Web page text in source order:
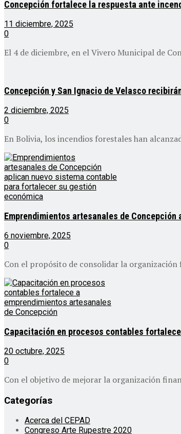
Concepción fortalece la respuesta ante
11 diciembre, 2025
0
El 4 de diciembre, en el Vivero Municipal de
Concepción y San Ignacio de Velasco
2 diciembre, 2025
0
En Bolivia, los incendios forestales han
Emprendimientos artesanales de
6 noviembre, 2025
0
Con el propósito de consolidar la
Capacitación en procesos contables
20 octubre, 2025
0
Con el objetivo de mejorar la organización
Categorías
Acerca del CEPAD
Congreso Arte Rupestre 2020